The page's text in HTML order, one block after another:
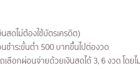
สดไม่ต้องใช้บัตรเครดิต)
ชำระขั้นต่ำ 500 บาทขึ้นไปต่องวด
ลือกผ่อนจ่ายด้วยเงินสดได้ 3, 6 งวด โดย